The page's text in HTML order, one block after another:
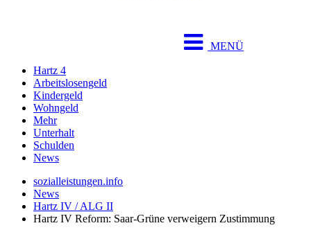
MENÜ
Hartz 4
Arbeitslosengeld
Kindergeld
Wohngeld
Mehr
Unterhalt
Schulden
News
sozialleistungen.info
News
Hartz IV / ALG II
Hartz IV Reform: Saar-Grüne verweigern Zustimmung